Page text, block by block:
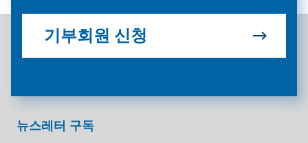
기부회원 신청
뉴스레터 구독